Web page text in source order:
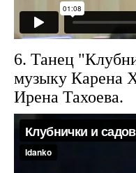
6. Танец
музыку Карена
Ирена Тахоева.